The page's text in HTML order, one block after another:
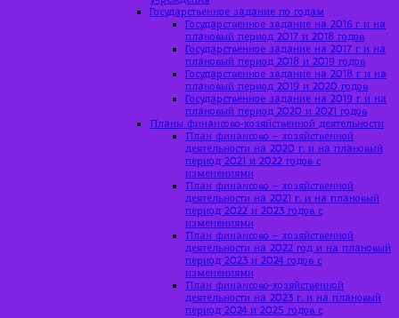
Государственное задание по годам
Государственное задание на 2016 г и на
плановый период 2017 и 2018 годов
Государственное задание на 2017 г и на
плановый период 2018 и 2019 годов
Государственное задание на 2018 г и на
плановый период 2019 и 2020 годов
Государственное задание на 2019 г и на
плановый период 2020 и 2021 годов
Планы финансово-хозяйственной деятельности
План финансово – хозяйственной
деятельности на 2020 г. и на плановый
период 2021 и 2022 годов с
изменениями
План финансово – хозяйственной
деятельности на 2021 г. и на плановый
период 2022 и 2023 годов с
изменениями
План финансово – хозяйственной
деятельности на 2022 год и на плановый
период 2023 и 2024 годов с
изменениями
План финансово-хозяйственной
деятельности на 2023 г. и на плановый
период 2024 и 2025 годов с